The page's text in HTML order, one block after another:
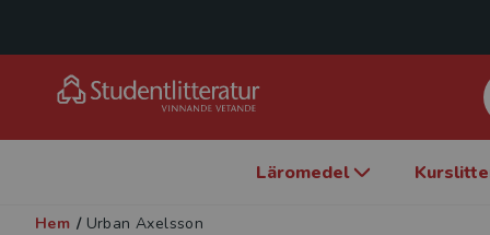
Läromedel
Hem / Urban Axelsson